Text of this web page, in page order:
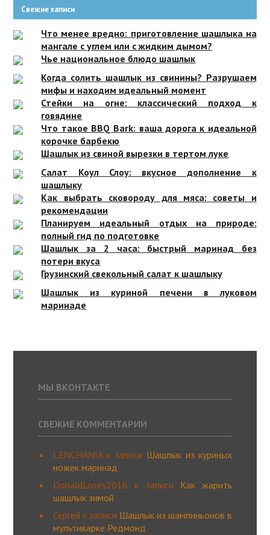
Свежие записи
Что менее вредно: приготовление шашлыка на
мангале с углем или с жидким дымом?
Чье национальное блюдо шашлык
Когда солить шашлык из свинины? Разрушаем
мифы и находим идеальный момент
Стейки на огне: классический подход к
говядине
Что такое BBQ Bark: ваша дорога к идеальной
корочке барбекю
Шашлык из свиной вырезки в тертом луке
Салат Коул Слоу: вкусное дополнение к
шашлыку
Как выбрать сковороду для мяса: советы и
рекомендации
Планируем идеальный отдых на природе:
полный гид по подготовке
Шашлык за 2 часа: быстрый маринад без
потери вкуса
Грузинский свекольный салат к шашлыку
Шашлык из куриной печени в луковом
маринаде
МЫ ВКОНТАКТЕ
СВЕЖИЕ КОММЕНТАРИИ
LENCHANIAк записи Шашлык из куриных
ножек маринад
DonaldLoses2016 к записи Как жарить
шашлык зимой
Сергей к записи Шашлык из шампиньонов в
мультиварке Редмонд